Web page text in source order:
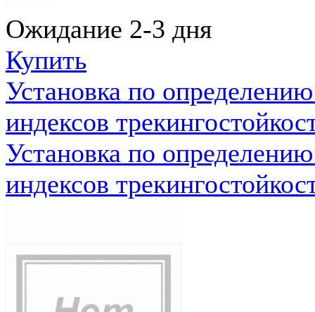
Ожидание 2-3 дня
Купить
Установка по
индексов
Установка по
индексов